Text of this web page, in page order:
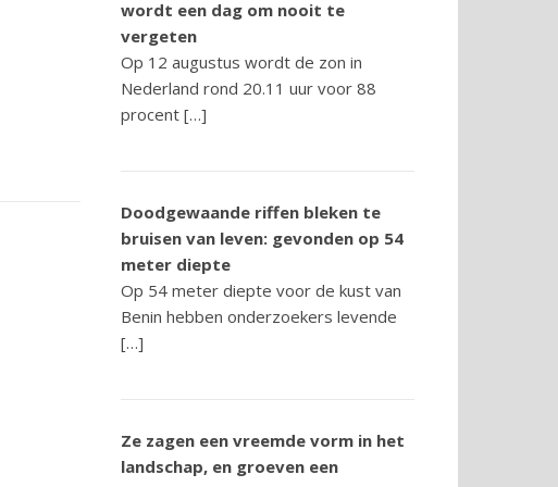
wordt een dag om nooit te
vergeten
Op 12 augustus wordt de zon in
Nederland rond 20.11 uur voor 88
procent […]
Doodgewaande riffen bleken te
bruisen van leven: gevonden op 54
meter diepte
Op 54 meter diepte voor de kust van
Benin hebben onderzoekers levende
[…]
Ze zagen een vreemde vorm in het
landschap, en groeven een